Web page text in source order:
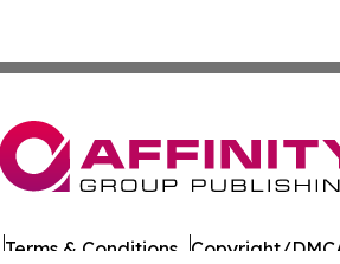
Terms & Conditions Copyright/